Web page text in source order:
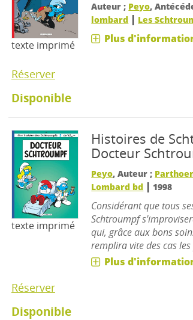
texte imprimé
Auteur ; Peyo,
lombard | Les
Plus
Réserver
Disponible
texte imprimé
Histoires de
Docteur
Peyo, Auteur ;
Lombard bd | 1998
Considérant que tous
Schtroumpf
qui, grâce aux bons
remplira vite des cas
Plus
Réserver
Disponible